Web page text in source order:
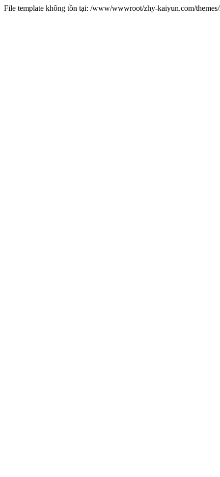
File template không tồn tại: /www/wwwroot/zhy-kaiyun.com/